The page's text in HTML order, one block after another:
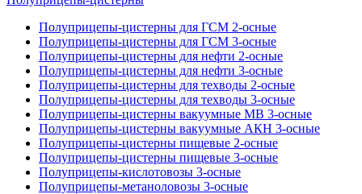
Полуприцепы-цистерны для ГСМ 2-осные
Полуприцепы-цистерны для ГСМ 3-осные
Полуприцепы-цистерны для нефти 2-осные
Полуприцепы-цистерны для нефти 3-осные
Полуприцепы-цистерны для техводы 2-осные
Полуприцепы-цистерны для техводы 3-осные
Полуприцепы-цистерны вакуумные МВ 3-осные
Полуприцепы-цистерны вакуумные АКН 3-осные
Полуприцепы-цистерны пищевые 2-осные
Полуприцепы-цистерны пищевые 3-осные
Полуприцепы-кислотовозы 3-осные
Полуприцепы-метаноловозы 3-осные